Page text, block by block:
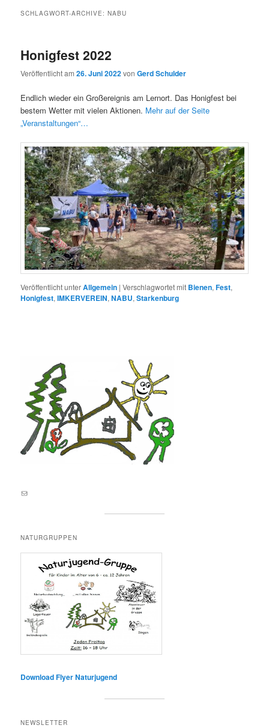
SCHLAGWORT-ARCHIVE:NABU
Honigfest 2022
Veröffentlicht am26. Juni 2022vonGerd Schulder
Endlich wieder ein Großereignis am Lernort. Das Honigfest bei
bestem Wetter mit vielen Aktionen. Mehr auf der Seite
„Veranstaltungen“…
Veröffentlicht unterAllgemein |Verschlagwortet mit Bienen,Fest,
Honigfest,IMKERVEREIN,NABU,Starkenburg
E-Mail an lernortnatur@yahoo.de
NATURGRUPPEN
Download Flyer Naturjugend
NEWSLETTER